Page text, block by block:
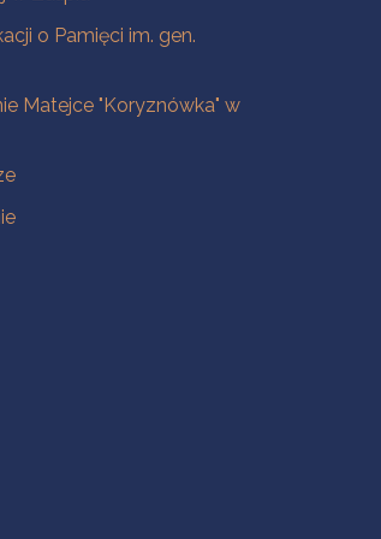
o Pamięci im. gen.
Matejce "Koryznówka" w